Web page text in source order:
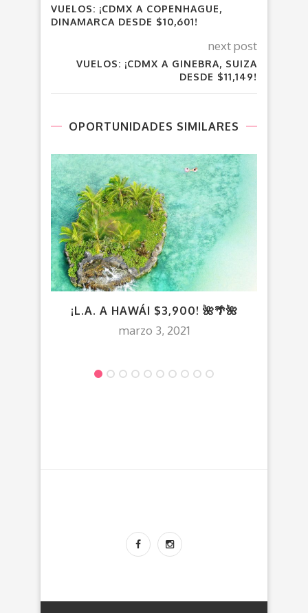
VUELOS: ¡CDMX A COPENHAGUE,
DINAMARCA DESDE $10,601!
next post
VUELOS: ¡CDMX A GINEBRA, SUIZA
DESDE $11,149!
OPORTUNIDADES SIMILARES
¡L.A. A HAWÁI $3,900! 🌺🌴🌺
marzo 3, 2021